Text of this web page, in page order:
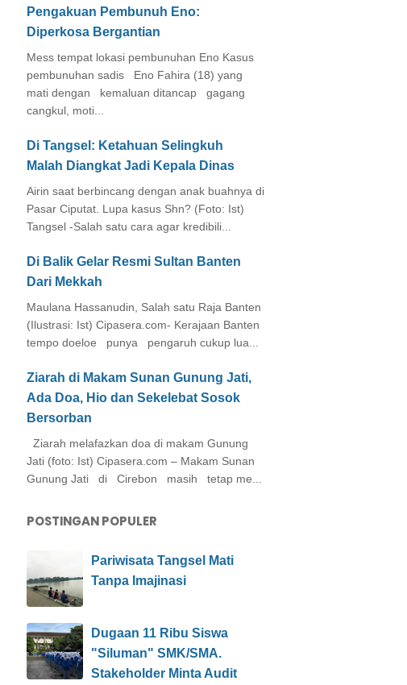
Pengakuan Pembunuh Eno:
Diperkosa Bergantian
Mess tempat lokasi pembunuhan Eno Kasus
pembunuhan sadis Eno Fahira (18) yang
mati dengan kemaluan ditancap gagang
cangkul, moti...
Di Tangsel: Ketahuan Selingkuh
Malah Diangkat Jadi Kepala Dinas
Airin saat berbincang dengan anak buahnya di
Pasar Ciputat. Lupa kasus Shn? (Foto: Ist)
Tangsel -Salah satu cara agar kredibili...
Di Balik Gelar Resmi Sultan Banten
Dari Mekkah
Maulana Hassanudin, Salah satu Raja Banten
(Ilustrasi: Ist) Cipasera.com- Kerajaan Banten
tempo doeloe punya pengaruh cukup lua...
Ziarah di Makam Sunan Gunung Jati,
Ada Doa, Hio dan Sekelebat Sosok
Bersorban
Ziarah melafazkan doa di makam Gunung
Jati (foto: Ist) Cipasera.com – Makam Sunan
Gunung Jati di Cirebon masih tetap me...
POSTINGAN POPULER
Pariwisata Tangsel Mati
Tanpa Imajinasi
Dugaan 11 Ribu Siswa
"Siluman" SMK/SMA.
Stakeholder Minta Audit